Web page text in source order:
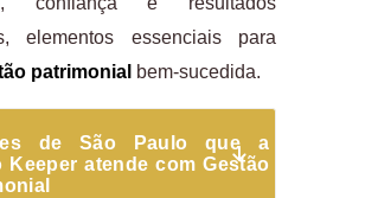
elementos essenciais para
patrimonial bem-sucedida.
de São Paulo que a
Keeper atende com Gestão